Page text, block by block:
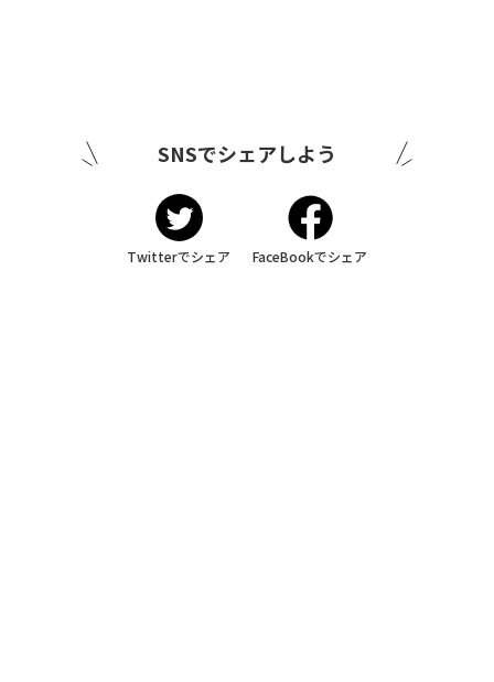
SNSでシェアしよう
Twitterでシェア FaceBookでシェア